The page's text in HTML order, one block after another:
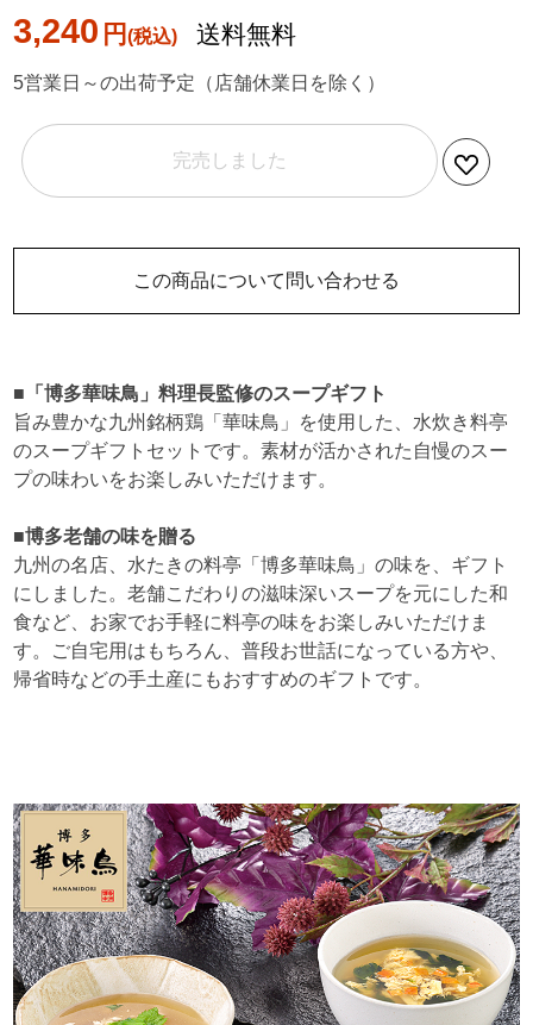
3,240 円 送料無料
5営業日～の出荷予定（店舗休業日を除く）
完売しました
この商品について問い合わせる
■「博多華味鳥」料理長監修のスープギフト
旨み豊かな九州銘柄鶏「華味鳥」を使用した、水炊き料亭
のスープギフトセットです。素材が活かされた自慢のスー
プの味わいをお楽しみいただけます。
■博多老舗の味を贈る
九州の名店、水たきの料亭「博多華味鳥」の味を、ギフト
にしました。老舗こだわりの滋味深いスープを元にした和
食など、お家でお手軽に料亭の味をお楽しみいただけま
す。ご自宅用はもちろん、普段お世話になっている方や、
帰省時などの手土産にもおすすめのギフトです。